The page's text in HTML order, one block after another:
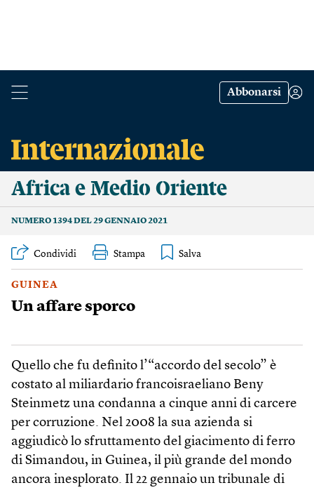
Abbonarsi
Africa e Medio Oriente
NUMERO 1394 DEL 29 GENNAIO 2021
Condividi Stampa
GUINEA
Un affare sporco
Quello che fu definito l’“accordo del secolo” è
costato al miliardario francoisraeliano Beny
Steinmetz una condanna a cinque anni di carcere
per corruzione. Nel 2008 la sua azienda si
aggiudicò lo sfruttamento del giacimento di ferro
di Simandou, in Guinea, il più grande del mondo
ancora inesplorato. Il 22 gennaio un tribunale di